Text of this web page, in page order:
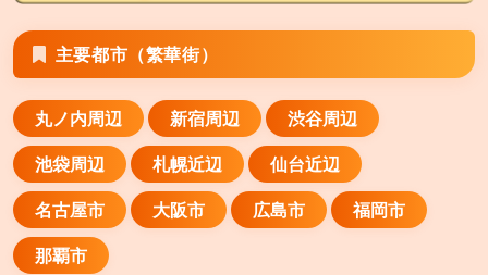
あみやき亭 松阪店
三重県松阪市駅部田町1039-1
あみやき亭 津高茶屋店
三重県津市高茶屋小森町字丸田295-1
あみやき亭 瑞浪店
岐阜県瑞浪市益見町3丁目112番地
主要都市（繁華街）
丸ノ内周辺 新宿周辺
渋谷周辺
池袋周辺
札幌近辺
仙台近辺
名古屋市
大阪市 広島市
福岡市
那覇市